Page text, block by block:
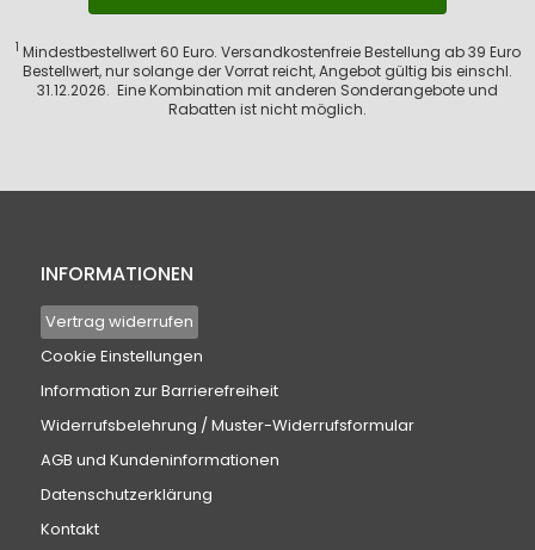
1 Mindestbestellwert 60 Euro. Versandkostenfreie Bestellung ab 39 Euro
Bestellwert, nur solange der Vorrat reicht, Angebot gültig bis einschl.
31.12.2026. Eine Kombination mit anderen Sonderangebote und
Rabatten ist nicht möglich.
INFORMATIONEN
Vertrag widerrufen
Cookie Einstellungen
Information zur Barrierefreiheit
Widerrufsbelehrung / Muster-Widerrufsformular
AGB und Kundeninformationen
Datenschutzerklärung
Kontakt